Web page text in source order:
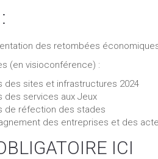
des retombées
(en visioconférence) :
des sites et infrastructures 2024
des services aux Jeux
de réfection des stades
des entreprises et des
ICI